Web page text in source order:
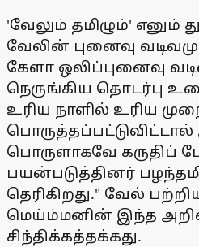
'வேலும் தமிழும்'
வேலின் புனைவு
கேளா ஒலிப்புனைவு
நெருங்கிய தொடர்பு
உரிய நாளில் உரிய
பொருளாகவே கருதிப்
பயன்படுத்தினர்
தெரிகிறது." வேல்
மெய்ம்மனின் இந்த
சிந்திக்கத்தக்கது.